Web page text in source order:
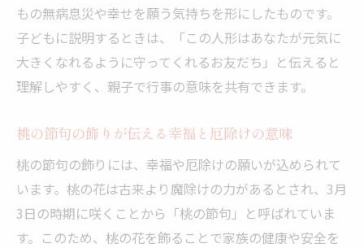
もの無病息災や幸せを願う気持ちを形にしたものです。
子どもに説明するときは、「この人形はあなたが元気に
大きくなれるように守ってくれるお友だち」と伝えると
理解しやすく、親子で行事の意味を共有できます。
桃の節句の飾りが伝える幸福と厄除けの意味
桃の節句の飾りには、幸福や厄除けの願いが込められて
います。桃の花は古来より魔除けの力があるとされ、3月
3日の時期に咲くことから「桃の節句」と呼ばれていま
す。このため、桃の花を飾ることで家族の健康や安全を